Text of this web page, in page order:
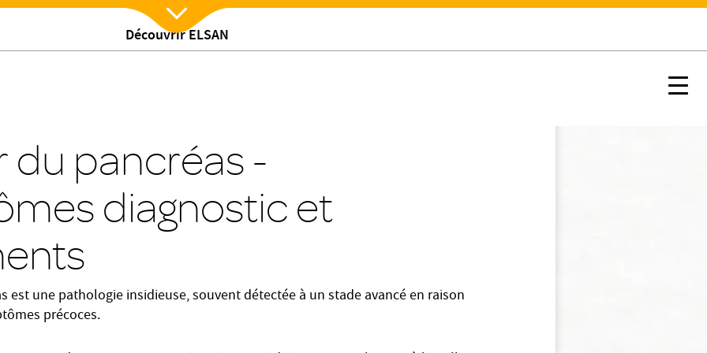
Découvrir ELSAN
Nx:Afficher menu
du pancréas -
diagnostic et
est une pathologie insidieuse, souvent détectée à un stade avancé en raison
précoces.